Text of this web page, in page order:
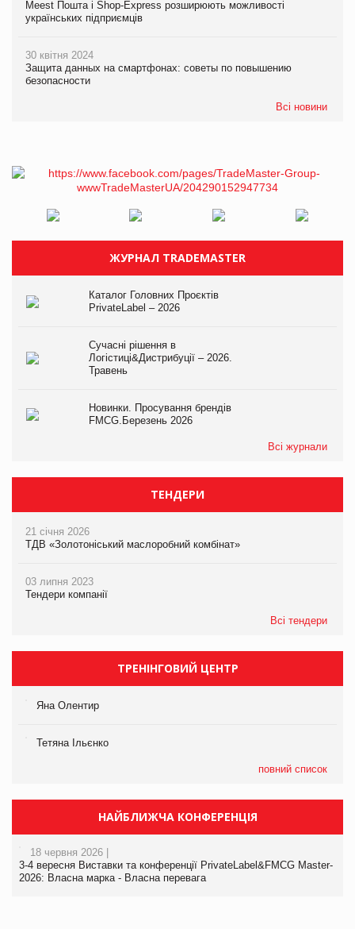
Meest Пошта і Shop-Express розширюють можливості
українських підприємців
30 квітня 2024
Защита данных на смартфонах: советы по повышению
безопасности
Всі новини
ЖУРНАЛ TRADEMASTER
Каталог Головних Проєктів
PrivateLabel – 2026
Сучасні рішення в
Логістиці&Дистрибуції – 2026.
Травень
Новинки. Просування брендів
FMCG.Березень 2026
Всі журнали
ТЕНДЕРИ
21 січня 2026
ТДВ «Золотоніський маслоробний комбінат»
03 липня 2023
Тендери компанії
Всі тендери
ТРЕНІНГОВИЙ ЦЕНТР
Яна Олентир
Тетяна Ільєнко
повний список
НАЙБЛИЖЧА КОНФЕРЕНЦІЯ
18 червня 2026 |
3-4 вересня Виставки та конференції PrivateLabel&FMCG Master-
2026: Власна марка - Власна перевага